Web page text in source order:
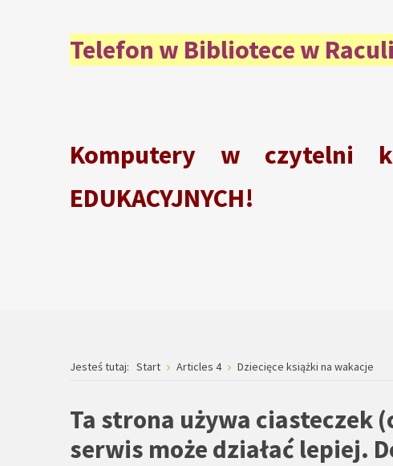
Telefon w Bibliotece w
Komputery w czytelni
EDUKACYJNYCH!
Jesteś tutaj: Start Articles 4 Dziecięce książki na wakacje
Ta strona używa ciasteczek
serwis może działać lepiej.